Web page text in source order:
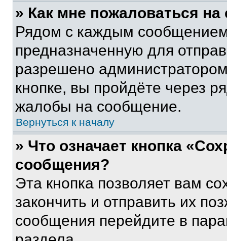
» Как мне пожаловаться
Рядом с каждым сообщением
предназначенную для
разрешено
кнопке, вы пройдёте через
жалобы на сообщение.
Вернуться к началу
» Что означает кнопка
сообщения?
Эта кнопка позволяет вам
закончить и отправить их
сообщения перейдите в